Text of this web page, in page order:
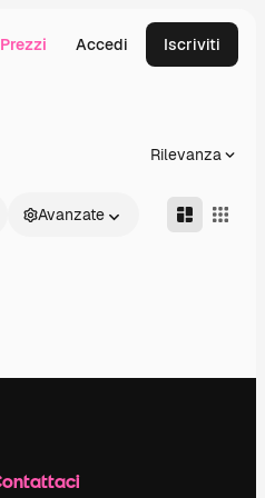
Prezzi Accedi Iscriviti
Rilevanza
Avanzate